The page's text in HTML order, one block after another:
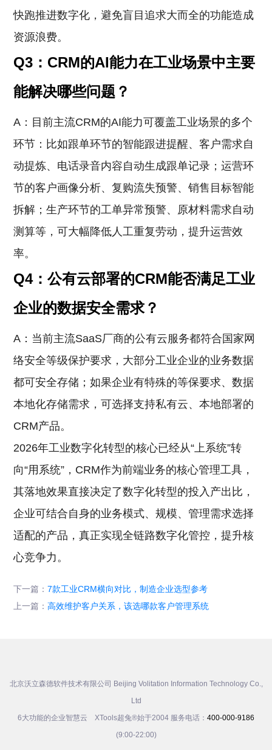
快跑推进数字化，避免盲目追求大而全的功能造成
资源浪费。
Q3：CRM的AI能力在工业场景中主要
能解决哪些问题？
A：目前主流CRM的AI能力可覆盖工业场景的多个
环节：比如跟单环节的智能跟进提醒、客户需求自
动提炼、电话录音内容自动生成跟单记录；运营环
节的客户画像分析、复购流失预警、销售目标智能
拆解；生产环节的工单异常预警、原材料需求自动
测算等，可大幅降低人工重复劳动，提升运营效
率。
Q4：公有云部署的CRM能否满足工业
企业的数据安全需求？
A：当前主流SaaS厂商的公有云服务都符合国家网
络安全等级保护要求，大部分工业企业的业务数据
都可安全存储；如果企业有特殊的等保要求、数据
本地化存储需求，可选择支持私有云、本地部署的
CRM产品。
2026年工业数字化转型的核心已经从“上系统”转
向“用系统”，CRM作为前端业务的核心管理工具，
其落地效果直接决定了数字化转型的投入产出比，
企业可结合自身的业务模式、规模、管理需求选择
适配的产品，真正实现全链路数字化管控，提升核
心竞争力。
下一篇：7款工业CRM横向对比，制造企业选型参考
上一篇：高效维护客户关系，该选哪款客户管理系统
北京沃立森德软件技术有限公司 Beijing Volitation Information Technology Co.,
Ltd
6大功能的企业智慧云 XTools超兔®始于2004 服务电话： 400-000-9186
(9:00-22:00)